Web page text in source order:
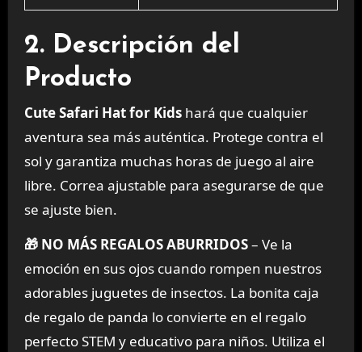
2. Descripción del
Producto
Cute Safari Hat for Kidshará que cualquier
aventura sea más auténtica. Protege contra el
sol y garantiza muchas horas de juego al aire
libre. Correa ajustable para asegurarse de que
se ajuste bien.
🎁 NO MÁS REGALOS ABURRIDOS– Ve la
emoción en sus ojos cuando rompen nuestros
adorables juguetes de insectos. La bonita caja
de regalo de panda lo convierte en el regalo
perfecto STEM y educativo para niños. Utiliza el